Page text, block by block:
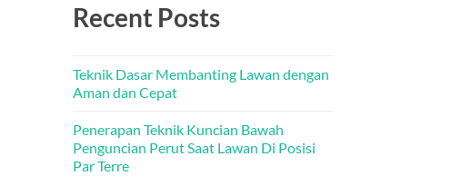
Recent Posts
Teknik Dasar Membanting Lawan dengan
Aman dan Cepat
Penerapan Teknik Kuncian Bawah
Penguncian Perut Saat Lawan Di Posisi
Par Terre